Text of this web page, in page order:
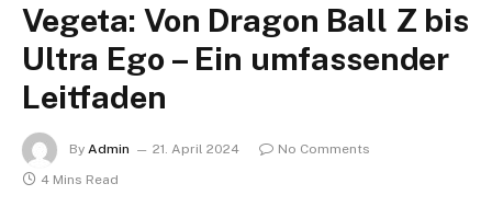
Vegeta: Von Dragon Ball Z bis
Ultra Ego – Ein umfassender
Leitfaden
By Admin 21. April 2024
No Comments
4 Mins Read